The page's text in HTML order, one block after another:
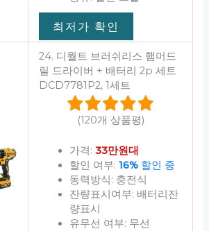
최저가 확인
24. 디월트 브러쉬리스 햄머드
릴 드라이버 + 배터리 2p 세트
DCD7781P2, 1세트
(120개 상품평)
가격: 33만원대
할인 여부: 16%할인 중
동력방식: 충전식
잔량표시여부: 배터리잔
량표시
유무선 여부: 무선